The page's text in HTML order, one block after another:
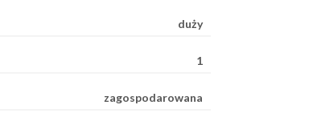
duży
1
zagospodarowana